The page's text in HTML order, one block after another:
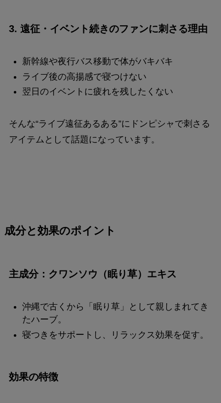
3. 遠征・イベント続きのファンに刺さる理由
新幹線や夜行バス移動で体がバキバキ
ライブ後の高揚感で寝つけない
翌日のイベントに疲れを残したくない
そんな“ライブ遠征あるある”にドンピシャで刺さる
アイテムとして話題になっています。
成分と効果のポイント
主成分：クワンソウ（眠り草）エキス
沖縄で古くから「眠り草」として親しまれてき
たハーブ。
寝つきをサポートし、リラックス効果を促す。
効果の特徴